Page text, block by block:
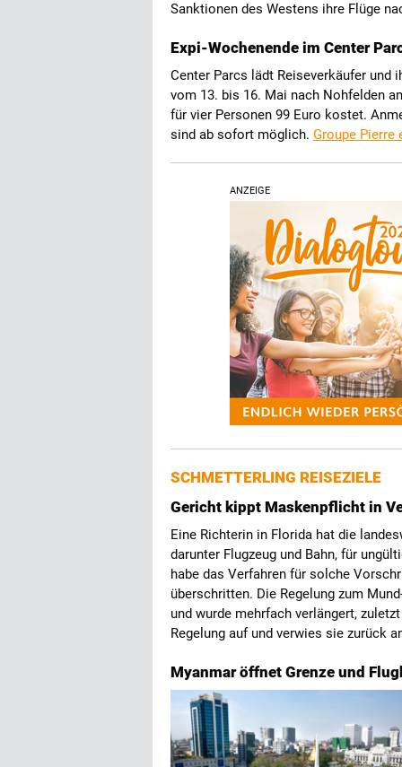
Sanktionen des Westens ihre Flüge
Expi-Wochenende im Center
Center Parcs lädt Reiseverkäufer und
vom 13. bis 16. Mai nach Nohfelden
für vier Personen 99 Euro kostet.
sind ab sofort möglich. Groupe Pierre
ANZEIGE
SCHMETTERLING REISEZIELE
Gericht kippt Maskenpflicht in
Eine Richterin in Florida hat die
darunter Flugzeug und Bahn, für
habe das Verfahren für solche
überschritten. Die Regelung zum
und wurde mehrfach verlängert,
Regelung auf und verwies sie zurück
Myanmar öffnet Grenze und